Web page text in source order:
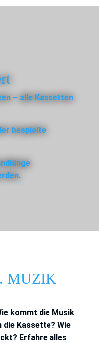
– alle Kassetten
bespielte
MUZIK
kommt die Musik
die Kassette? Wie
Erfahre alles